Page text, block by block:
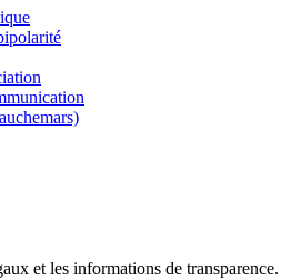
et les informations de transparence.